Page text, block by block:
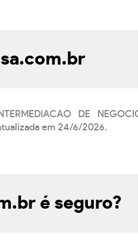
DE
em 24/6/2026.
é seguro?